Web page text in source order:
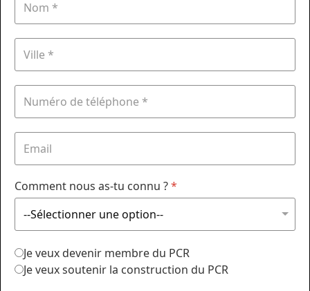
Comment nous as-tu connu ?*
Je veux devenir membre du PCR
Je veux soutenir la construction du PCR